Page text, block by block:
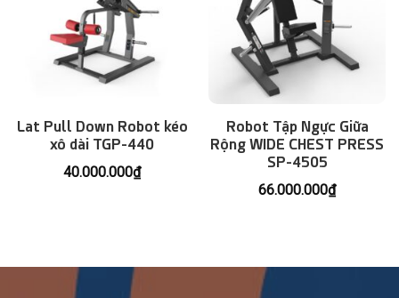
Lat Pull Down Robot kéo
xô dài TGP-440
40.000.000₫
Robot Tập Ngực Giữa
Rộng WIDE CHEST PRESS
SP-4505
66.000.000₫